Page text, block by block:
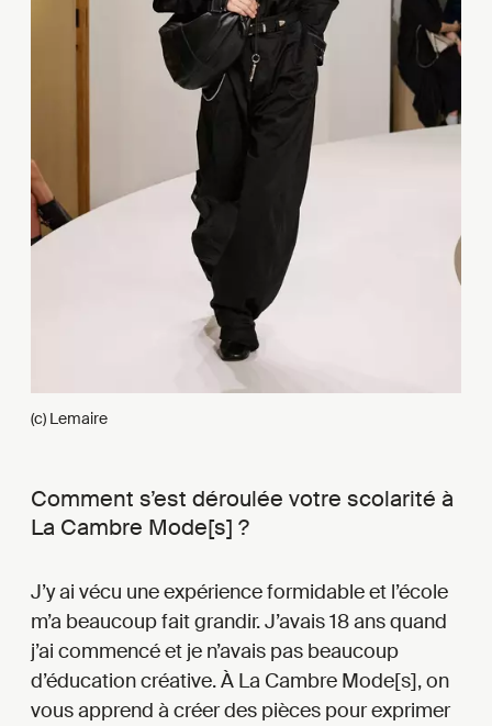
(c) Lemaire
Comment s’est déroulée votre scolarité à
La Cambre Mode[s] ?
J’y ai vécu une expérience formidable et l’école
m’a beaucoup fait grandir. J’avais 18 ans quand
j’ai commencé et je n’avais pas beaucoup
d’éducation créative. À La Cambre Mode[s], on
vous apprend à créer des pièces pour exprimer